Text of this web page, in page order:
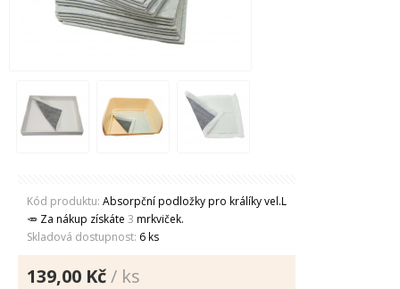
Kód produktu: Absorpční podložky pro králíky vel.L
🥕 Za nákup získáte 3 mrkviček.
Skladová dostupnost: 6 ks
139,00 Kč/ ks